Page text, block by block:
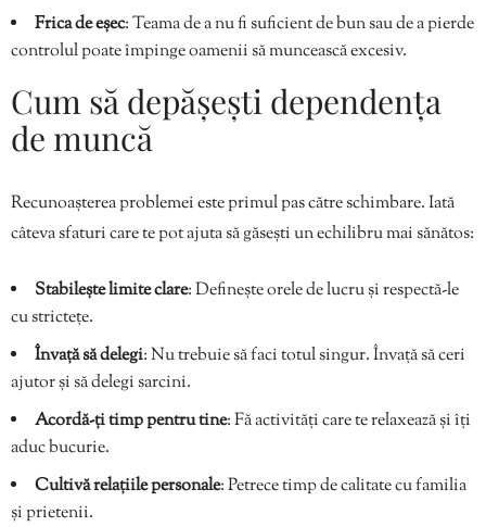
Frica de eșec: Teama de a nu fi suficient de bun sau de a pierde
controlul poate împinge oamenii să muncească excesiv.
Cum să depășești dependența
de muncă
Recunoașterea problemei este primul pas către schimbare. Iată
câteva sfaturi care te pot ajuta să găsești un echilibru mai sănătos:
Stabilește limite clare: Definește orele de lucru și respectă-le
cu strictețe.
Învață să delegi: Nu trebuie să faci totul singur. Învață să ceri
ajutor și să delegi sarcini.
Acordă-ți timp pentru tine: Fă activități care te relaxează și îți
aduc bucurie.
Cultivă relațiile personale: Petrece timp de calitate cu familia
și prietenii.